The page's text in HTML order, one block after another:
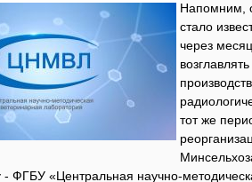
Напомним,
стало
через
тот же
- ФГБУ «Центральная научно-